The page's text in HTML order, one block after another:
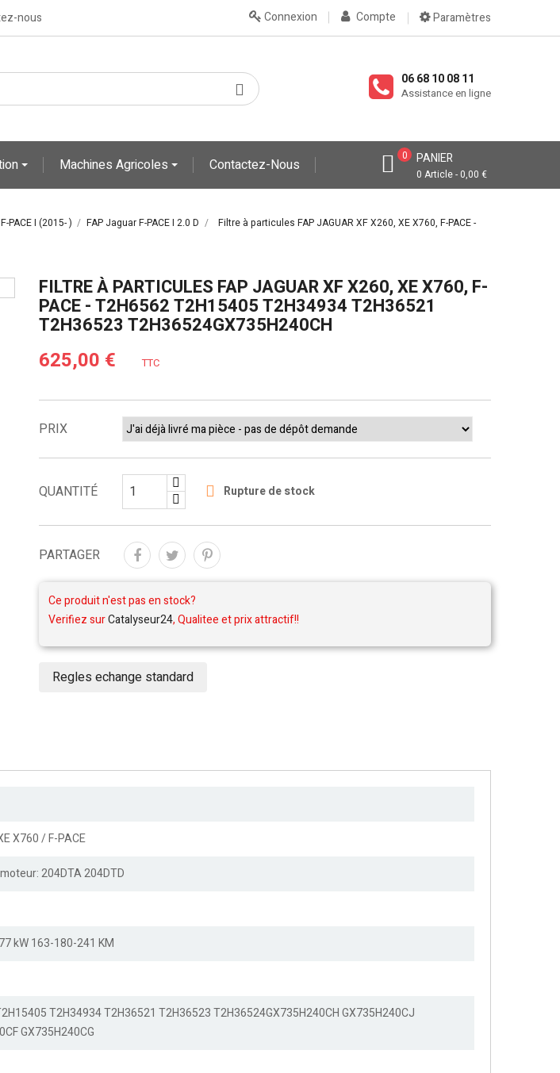
nous Paramètres
Compte
Connexion
06 68 10 08 11
Assistance en ligne
PANIER
0 Article - 0,00 €
0
Machines Agricoles Contactez-Nous
PACE I (2015- ) FAP Jaguar F-PACE I 2.0 D
Filtre à particules FAP JAGUAR XF X260, XE X760, F-PACE -
FILTRE À PARTICULES FAP JAGUAR XF X260, XE X760, F-
PACE - T2H6562 T2H15405 T2H34934 T2H36521
T2H36523 T2H36524GX735H240CH
625,00 € TTC
PRIX
QUANTITÉ  Rupture de stock
PARTAGER
Ce produit n'est pas en stock?
Verifiez surCatalyseur24, Qualitee et prix attractif!!
Regles echange standard
X760 / F-PACE
204DTA 204DTD
kW 163-180-241 KM
T2H34934 T2H36521 T2H36523 T2H36524GX735H240CH GX735H240CJ
GX735H240CG